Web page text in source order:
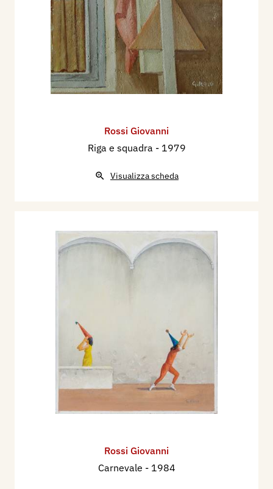
Rossi Giovanni
Riga e squadra - 1979
Visualizza scheda
Rossi Giovanni
Carnevale - 1984